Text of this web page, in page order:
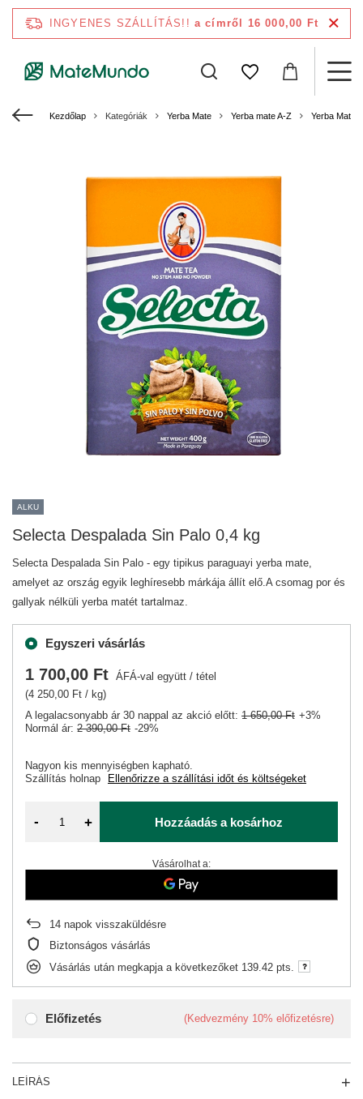
INGYENES SZÁLLÍTÁS!! a címről 16 000,00 Ft
Kezdőlap Kategóriák Yerba Mate Yerba mate A-Z Yerba Mate
ALKU
Selecta Despalada Sin Palo 0,4 kg
Selecta Despalada Sin Palo - egy tipikus paraguayi yerba mate,
amelyet az ország egyik leghíresebb márkája állít elő.A csomag por és
gallyak nélküli yerba matét tartalmaz.
Egyszeri vásárlás
Előfizetés (Kedvezmény 10% előfizetésre)
Nagyon kis mennyiségben kapható
Szállítás holnap Ellenőrizze a szállítási időt és költségeket
1 700,00 Ft ÁFÁ-val együtt / tétel
(4 250,00 Ft / kg)
A legalacsonyabb ár 30 nappal az akció előtt: 1 650,00 Ft +3%
Normál ár: 2 390,00 Ft -29%
- + Hozzáadás a kosárhoz
Vásárolhat a:
14 napok visszaküldésre
Biztonságos vásárlás
Vásárlás után megkapja a következőket 139.42 pts.
LEÍRÁS